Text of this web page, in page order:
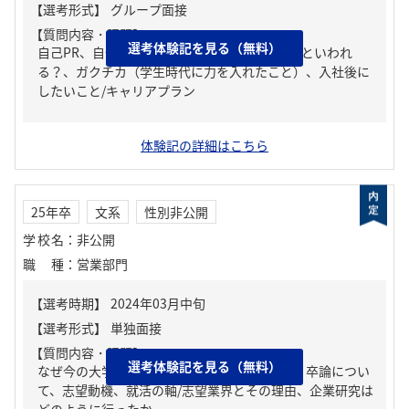
【質問内容・課題】
自己PR、自分の強み/弱み、周りからどんな人といわれ
る？、ガクチカ（学生時代に力を入れたこと）、入社後に
したいこと/キャリアプラン
選考体験記を見る（無料）
体験記の詳細はこちら
25年卒 文系
性別非公開
学校名 ： 非公開
職種 ： 営業部門
【質問内容・課題】
なぜ今の大学、学部を選んだか、授業やゼミ、卒論につい
て、志望動機、就活の軸/志望業界とその理由、企業研究は
選考体験記を見る（無料）